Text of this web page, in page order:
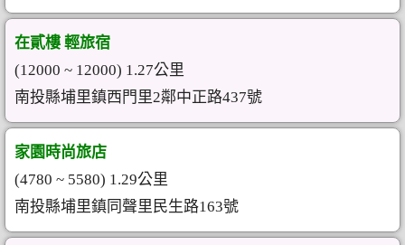
在貳樓 輕旅宿
(12000 ~ 12000) 1.27公里
南投縣埔里鎮西門里2鄰中正路437號
家園時尚旅店
(4780 ~ 5580) 1.29公里
南投縣埔里鎮同聲里民生路163號